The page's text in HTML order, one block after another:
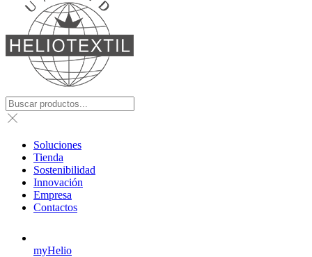
Soluciones
Tienda
Sostenibilidad
Innovación
Empresa
Contactos
myHelio